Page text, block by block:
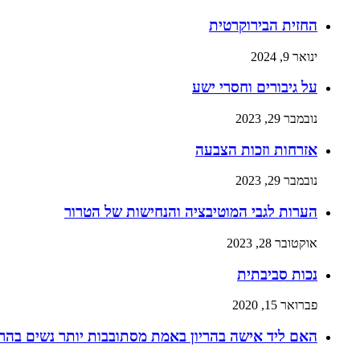
החזית הבירוקרטית
ינואר 9, 2024
על גיבורים וחסרי ישע
נובמבר 29, 2023
אזרחות וזכות הצבעה
נובמבר 29, 2023
הערות לגבי המוטיבציה והנחישות של הטרור
אוקטובר 28, 2023
נכות סביבתית
פברואר 15, 2020
האם ליד אישה בהריון באמת מסתובבות יותר נשים